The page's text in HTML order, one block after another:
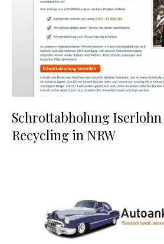
Schrottabholung
Recycling in NRW